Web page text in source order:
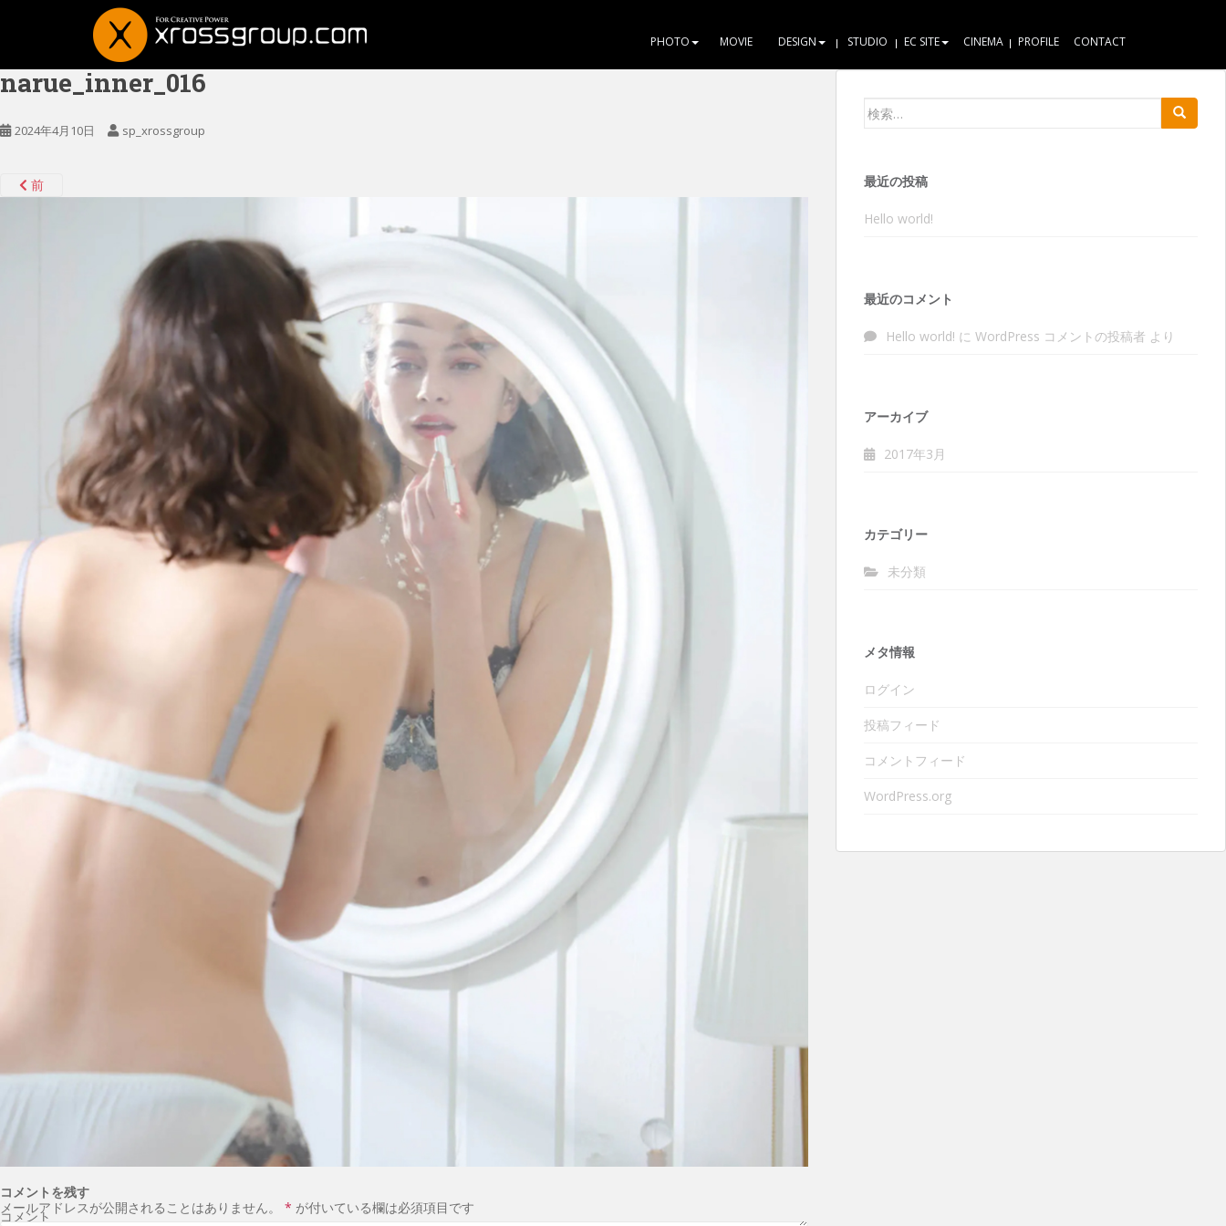
PHOTO MOVIE DESIGN STUDIO EC SITE CINEMA PROFILE CONTACT
narue_inner_016
2024年4月10日 sp_xrossgroup
前
コメントを残す
メールアドレスが公開されることはありません。
* が付いている欄は必須項目です
コメント
最近の投稿
Hello world!
最近のコメント
Hello world! に WordPress コメントの投稿者 より
アーカイブ
2017年3月
カテゴリー
未分類
メタ情報
ログイン
投稿フィード
コメントフィード
WordPress.org